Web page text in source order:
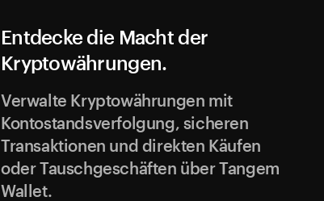
Entdecke die Macht der
Kryptowährungen.
Verwalte Kryptowährungen mit
Kontostandsverfolgung, sicheren
Transaktionen und direkten Käufen
oder Tauschgeschäften über Tangem
Wallet.